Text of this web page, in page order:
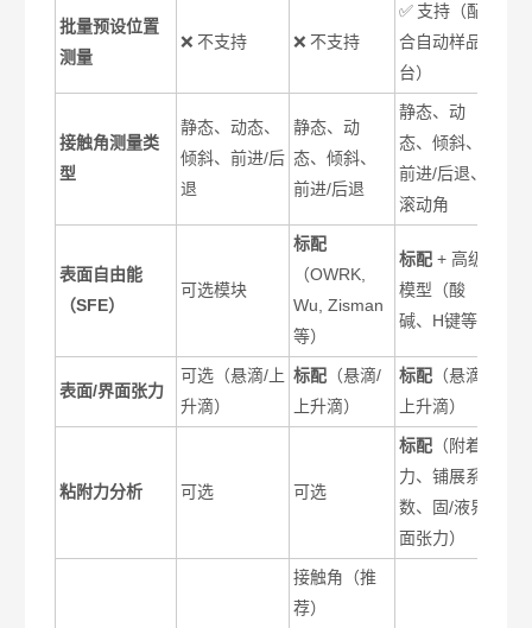
批量预设位置
测量
❌ 不支持 ❌ 不支持
✅ 支持（配
合自动样品
台）
接触角测量类
型
静态、动态、
倾斜、前进/后
退
静态、动
态、倾斜、
前进/后退
静态、动
态、倾斜、
前进/后退、
滚动角
表面自由能
（SFE）
可选模块
标配
（OWRK,
Wu, Zisman
等）
标配 + 高级
模型（酸
碱、H键等）
表面/界面张力
可选（悬滴/上
升滴）
标配 （悬滴/
上升滴）
标配 （悬滴/
上升滴）
粘附力分析 可选 可选
标配 （附着
力、铺展系
数、固/液界
面张力）
接触角（推
荐）